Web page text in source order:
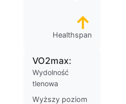
↑
Healthspan
VO2max:
Wydolność
tlenowa
Wyższy poziom